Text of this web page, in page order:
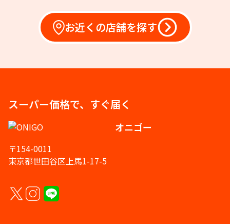
お近くの店舗を探す
スーパー価格で、すぐ届く
オニゴー
〒154-0011
東京都世田谷区上馬1-17-5